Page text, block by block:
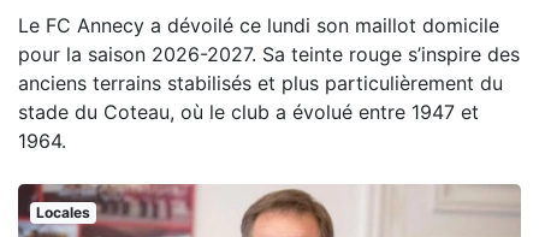
Le FC Annecy a dévoilé ce lundi son maillot domicile
pour la saison 2026-2027. Sa teinte rouge s’inspire des
anciens terrains stabilisés et plus particulièrement du
stade du Coteau, où le club a évolué entre 1947 et
1964.
Locales